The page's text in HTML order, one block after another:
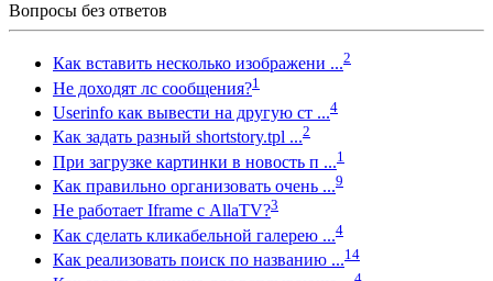
Вопросы без ответов
Как вставить несколько изображени ...2
Не доходят лс сообщения?1
Userinfo как вывести на другую ст ...4
Как задать разный shortstory.tpl ...2
При загрузке картинки в новость п ...1
Как правильно организовать очень ...9
Не работает Iframe с AllaTV?3
Как сделать кликабельной галерею ...4
Как реализовать поиск по названию ...14